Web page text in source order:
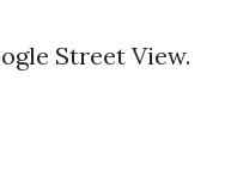
Street View.